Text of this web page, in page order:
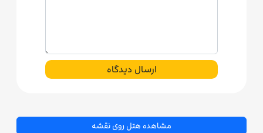
ارسال دیدگاه
مشاهده هتل روی نقشه